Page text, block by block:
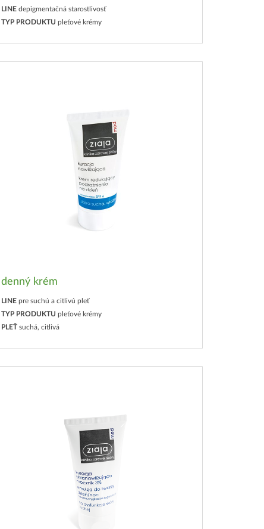
LINE depigmentačná starostlivosť
TYP PRODUKTU pleťové krémy
denný krém
LINE pre suchú a citlivú pleť
TYP PRODUKTU pleťové krémy
PLEŤ suchá, citlivá